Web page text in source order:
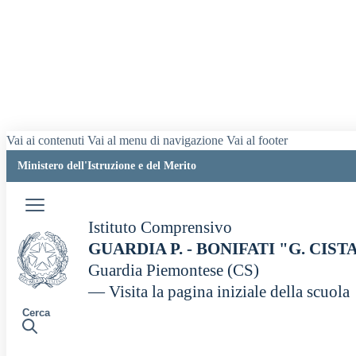
Vai ai contenuti Vai al menu di navigazione Vai al footer
Ministero dell'Istruzione e del Merito
Istituto Comprensivo
GUARDIA P. - BONIFATI "G.
Guardia Piemontese (CS)
— Visita la pagina iniziale della scuola
Cerca